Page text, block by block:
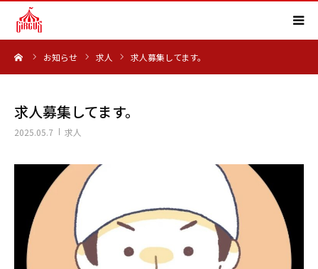
お知らせ 求人 求人募集してます。
求人募集してます。
2025.05.7 求人
HOME
実績紹介
会社概要
求人情報
よくある質問